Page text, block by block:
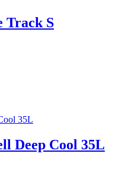
Track S
Deep Cool 35L